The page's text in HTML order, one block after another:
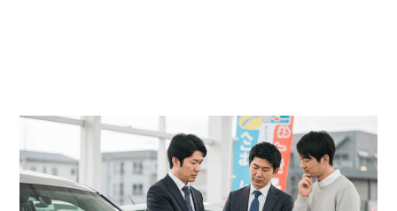
取り扱い車種 自社ローンとは
お客様のお声 よくあるご質問